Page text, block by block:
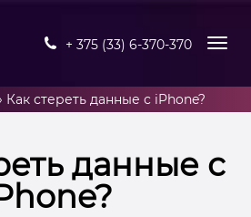
+ 375 (33) 6-370-370
Как стереть данные с iPhone?
данные с